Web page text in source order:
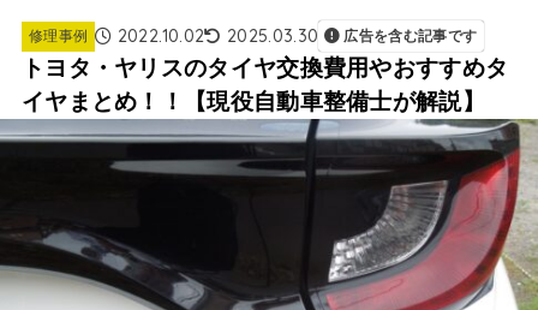
修理事例 2022.10.02 2025.03.30 広告を含む記事です
トヨタ・ヤリスのタイヤ交換費用やおすすめタ
イヤまとめ！！【現役自動車整備士が解説】